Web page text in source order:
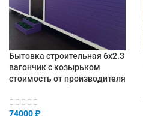
Бытовка строительная 6х2.3
вагончик с козырьком
стоимость от производителя
74000₽